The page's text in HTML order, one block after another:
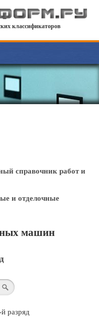
классификаторов
справочник работ и
и отделочные
машин
разряд